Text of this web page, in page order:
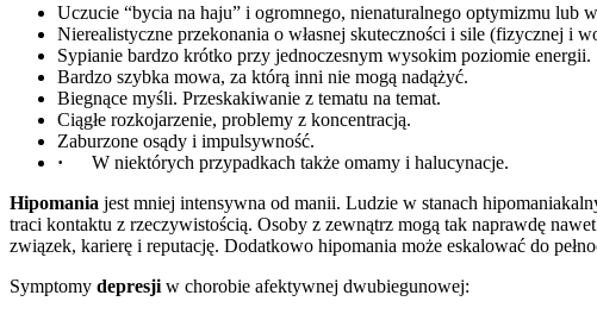
Uczucie “bycia na haju” i ogromnego, nienaturalnego optymizmu lub
Nierealistyczne przekonania o własnej skuteczności i sile (fizycznej i
Sypianie bardzo krótko przy jednoczesnym wysokim poziomie energii.
Bardzo szybka mowa, za którą inni nie mogą nadążyć.
Biegnące myśli. Przeskakiwanie z tematu na temat.
Ciągłe rozkojarzenie, problemy z koncentracją.
Zaburzone osądy i impulsywność.
· W niektórych przypadkach także omamy i halucynacje.
Hipomania jest mniej intensywna od manii. Ludzie w stanach
traci kontaktu z rzeczywistością. Osoby z zewnątrz mogą tak naprawdę
związek, karierę i reputację. Dodatkowo hipomania może eskalować do
Symptomy depresji w chorobie afektywnej dwubiegunowej: